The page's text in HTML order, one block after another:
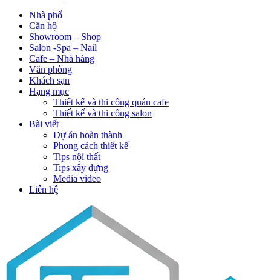
Nhà phố
Căn hộ
Showroom – Shop
Salon -Spa – Nail
Cafe – Nhà hàng
Văn phòng
Khách sạn
Hạng mục
Thiết kế và thi công quán cafe
Thiết kế và thi công salon
Bài viết
Dự án hoàn thành
Phong cách thiết kế
Tips nội thất
Tips xây dựng
Media video
Liên hệ